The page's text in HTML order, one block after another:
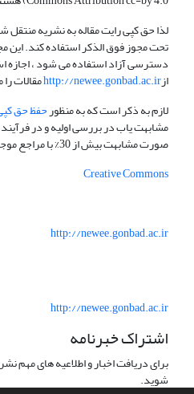
لذا حق کپی رایت مقاله به نشریه منتقل
تحت مجوز فوق الذکر استفاده کند. این
دسترسی آزاد استفاده می شود ، اجازه
ازhttp://newee.gonbad.ac.irمقالات
لازم به ذکر است که به منظورحفظ حق
مشابهت یاب در بررسی اولیه و در
صورت مشابهت بیش از 30% با مراجع موجود قبلی، مقاله رد خواهد شد.
Creative Commons
http://newee.gonbad.ac.ir
http://newee.gonbad.ac.ir
اشتراک خبرنامه
برای دریافت اخبار و اطلاعیه های مهم
شوید.